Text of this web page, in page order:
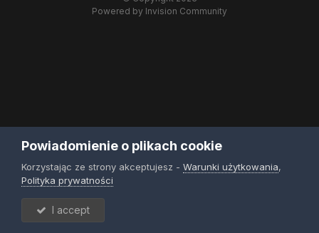
Powered by Invision Community
Powiadomienie o plikach cookie
Korzystając ze strony akceptujesz - Warunki użytkowania,
Polityka prywatności
I accept